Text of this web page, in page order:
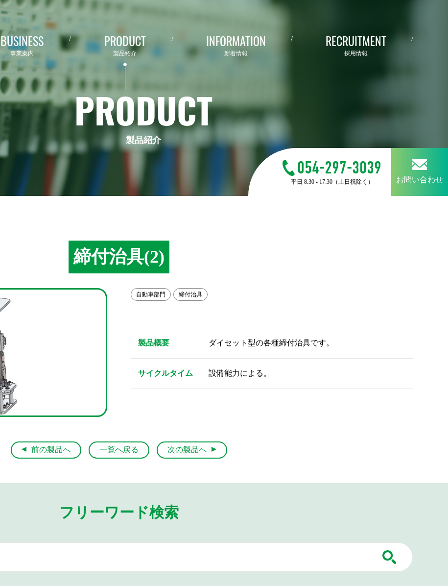
BUSINESS
事業案内
PRODUCT
製品紹介
INFORMATION
新着情報
RECRUITMENT
採用情報
製品紹介
PRODUCT
054-297-3039
平日 8:30 - 17:30（土日祝除く） お問い合わせ
締付治具(2)
自動車部門 締付治具
製品概要 ダイセット型の各種締付治具です。
サイクルタイム 設備能力による。
前の製品へ 一覧へ戻る 次の製品へ
フリーワード検索